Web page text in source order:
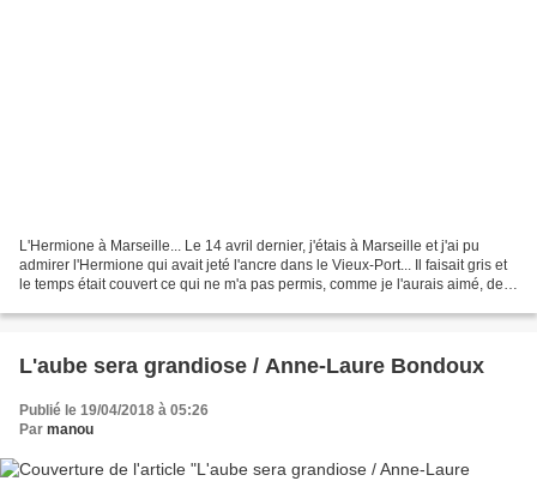
L'Hermione à Marseille... Le 14 avril dernier, j'étais à Marseille et j'ai pu
admirer l'Hermione qui avait jeté l'ancre dans le Vieux-Port... Il faisait gris et
le temps était couvert ce qui ne m'a pas permis, comme je l'aurais aimé, de
L'aube sera grandiose / Anne-Laure Bondoux
Publié le 19/04/2018 à 05:26
Par manou